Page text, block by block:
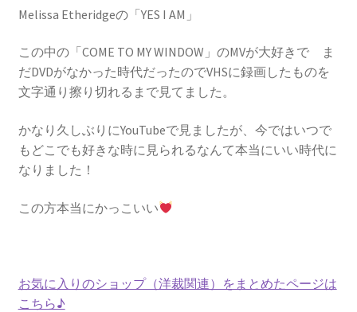
Melissa Etheridgeの「YES I AM」
この中の「COME TO MY WINDOW」のMVが大好きで ま
だDVDがなかった時代だったのでVHSに録画したものを
文字通り擦り切れるまで見てました。
かなり久しぶりにYouTubeで見ましたが、今ではいつで
もどこでも好きな時に見られるなんて本当にいい時代に
なりました！
この方本当にかっこいい
お気に入りのショップ（洋裁関連）をまとめたページは
こちら♪